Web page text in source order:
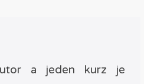
a jeden kurz je